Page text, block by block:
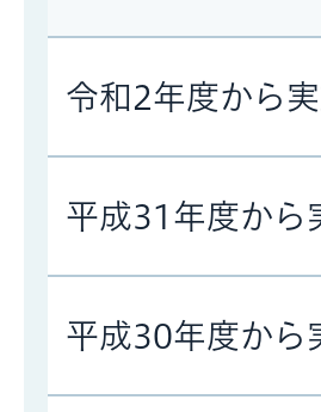
令和2年度から
平成31年度から
平成30年度から